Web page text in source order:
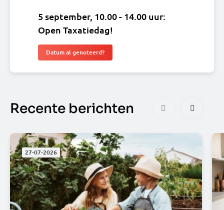
5 september, 10.00 - 14.00 uur:
Open Taxatiedag!
Datum al genoteerd?
Recente berichten
27-07-2026